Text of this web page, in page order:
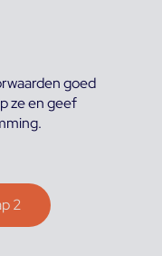
goed
ze en geef